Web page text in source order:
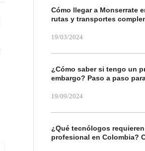
Cómo llegar a Monserrate
rutas y transportes
19/03/2024
¿Cómo saber si tengo un
embargo? Paso a paso
19/09/2024
¿Qué tecnólogos
profesional en Colombia?